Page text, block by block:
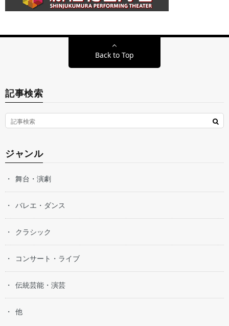
Back to Top
記事検索
ジャンル
舞台・演劇
バレエ・ダンス
クラシック
コンサート・ライブ
伝統芸能・演芸
他